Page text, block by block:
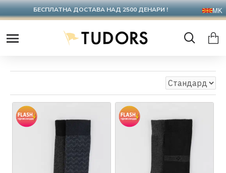
ИСПОРАКА ВО РОК ОД 2-3 ДЕНА MK